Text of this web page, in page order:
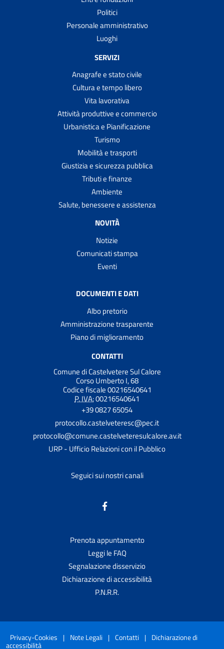
Politici
Personale amministrativo
Luoghi
SERVIZI
Anagrafe e stato civile
Cultura e tempo libero
Vita lavorativa
Attività produttive e commercio
Urbanistica e Pianificazione
Turismo
Mobilità e trasporti
Giustizia e sicurezza pubblica
Tributi e finanze
Ambiente
Salute, benessere e assistenza
NOVITÀ
Notizie
Comunicati stampa
Eventi
DOCUMENTI E DATI
Albo pretorio
Amministrazione trasparente
Piano di miglioramento
CONTATTI
Comune di Castelvetere Sul Calore
Corso Umberto I, 68
Codice fiscale 00216540641
P. IVA:00216540641
+39 0827 65054
protocollo.castelveteresc@pec.it
protocollo@comune.castelveteresulcalore.av.it
URP - Ufficio Relazioni con il Pubblico
Seguici sui nostri canali
Prenota appuntamento
Leggi le FAQ
Segnalazione disservizio
Dichiarazione di accessibilità
P.N.R.R.
Privacy-Cookies | Note Legali | Contatti | Dichiarazione di
accessibilità